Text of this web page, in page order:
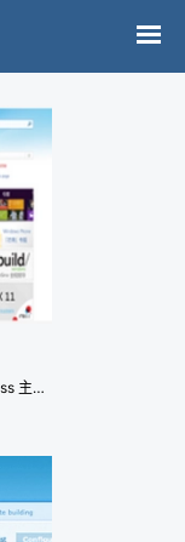
灵感于 Windows Live 的 WordPress 主题，移植到Z-Blog